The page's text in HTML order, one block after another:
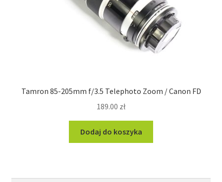
Tamron 85-205mm f/3.5 Telephoto Zoom / Canon FD
189.00 zł
Dodaj do koszyka